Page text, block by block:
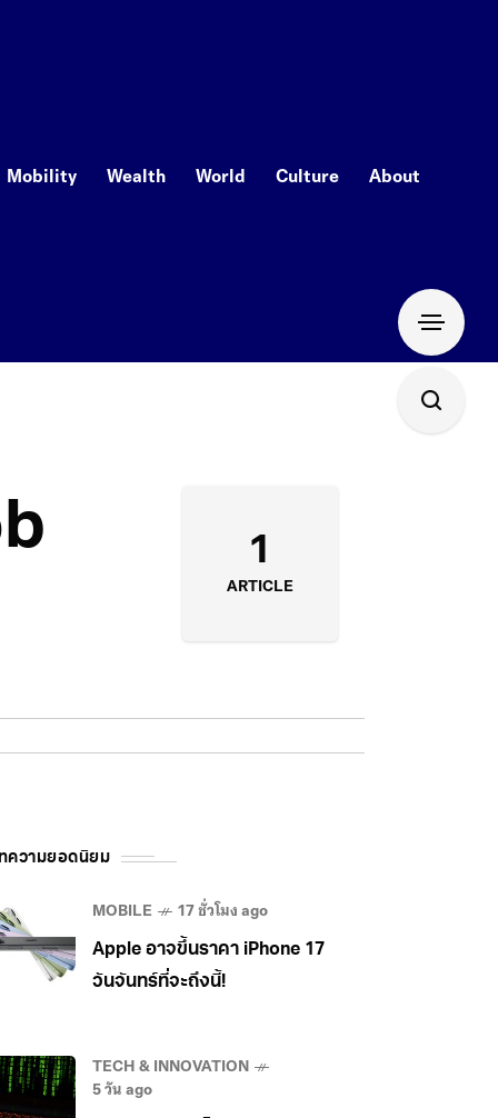
Mobility Wealth World Culture About
1
ARTICLE
ความยอดนิยม
MOBILE 17 ชั่วโมง ago
Apple อาจขึ้นราคา iPhone 17
วันจันทร์ที่จะถึงนี้!
TECH & INNOVATION
5 วัน ago